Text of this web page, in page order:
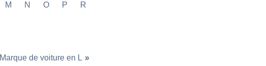
M N O P R
Marque de voiture en L »